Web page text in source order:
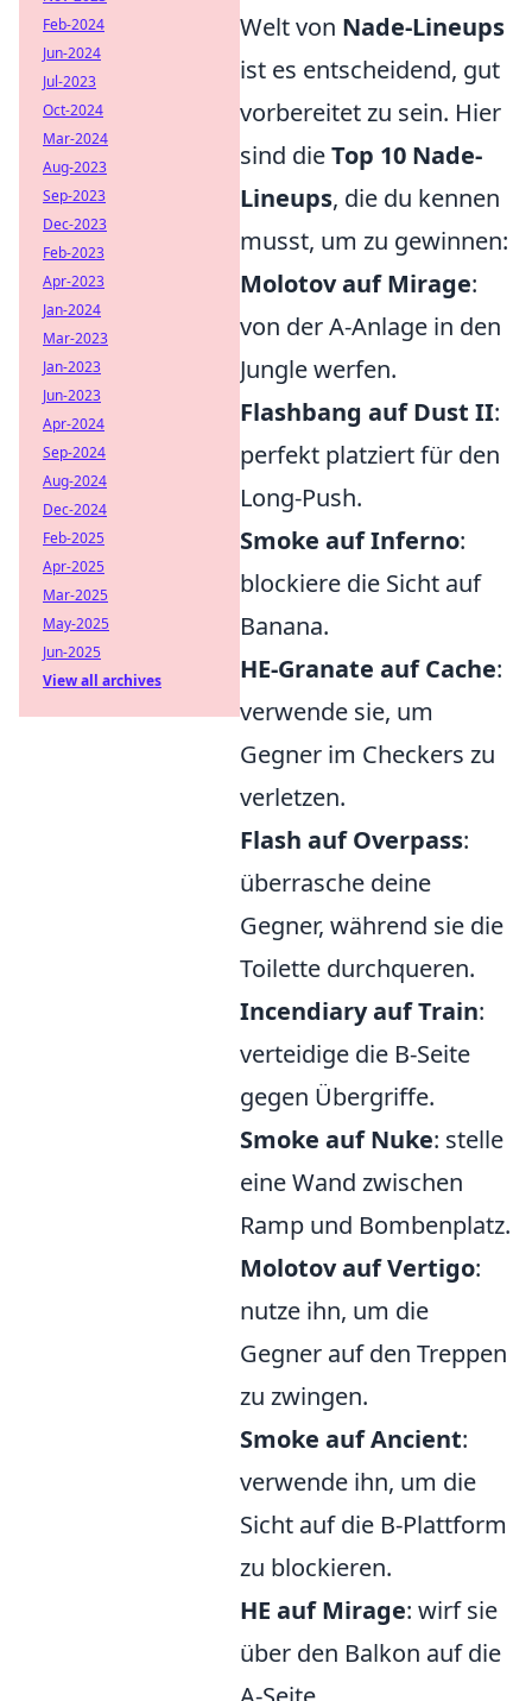
Welt von Nade-Lineups
ist es entscheidend, gut
vorbereitet zu sein. Hier
sind dieTop 10 Nade-
Lineups, die du kennen
musst, um zu gewinnen:
Molotov auf Mirage:
von der A-Anlage in den
Jungle werfen.
Flashbang auf Dust II:
perfekt platziert für den
Long-Push.
Smoke auf Inferno:
blockiere die Sicht auf
Banana.
HE-Granate auf Cache:
verwende sie, um
Gegner im Checkers zu
verletzen.
Flash auf Overpass:
überrasche deine
Gegner, während sie die
Toilette durchqueren.
Incendiary auf Train:
verteidige die B-Seite
gegen Übergriffe.
Smoke auf Nuke: stelle
eine Wand zwischen
Ramp und Bombenplatz.
Molotov auf Vertigo:
nutze ihn, um die
Gegner auf den Treppen
zu zwingen.
Smoke auf Ancient:
verwende ihn, um die
Sicht auf die B-Plattform
zu blockieren.
HE auf Mirage: wirf sie
über den Balkon auf die
Feb-2024
Jun-2024
Jul-2023
Oct-2024
Mar-2024
Aug-2023
Sep-2023
Dec-2023
Feb-2023
Apr-2023
Jan-2024
Mar-2023
Jan-2023
Jun-2023
Apr-2024
Sep-2024
Aug-2024
Dec-2024
Feb-2025
Apr-2025
Mar-2025
May-2025
Jun-2025
View all archives